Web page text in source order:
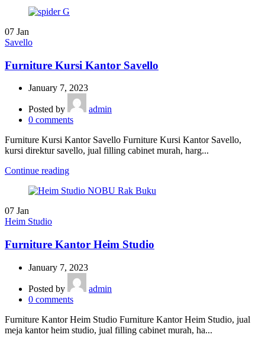
07 Jan
Savello
Furniture Kursi Kantor Savello
January 7, 2023
Posted by
admin
0 comments
Furniture Kursi Kantor Savello Furniture Kursi Kantor Savello,
kursi direktur savello, jual filling cabinet murah, harg...
Continue reading
07 Jan
Heim Studio
Furniture Kantor Heim Studio
January 7, 2023
Posted by
admin
0 comments
Furniture Kantor Heim Studio Furniture Kantor Heim Studio, jual
meja kantor heim studio, jual filling cabinet murah, ha...